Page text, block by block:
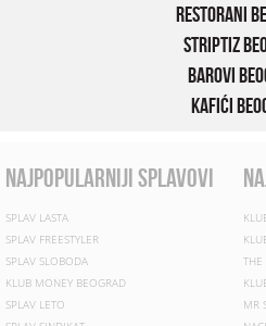
Restorani
Striptiz
Barovi
Kafići
najpopularniji splavovi
SPLAV LASTA
SPLAV FREESTYLER
SPLAV SLOBODA
KLUB MONEY BEOGRAD
SPLAV LETO
THE
MR